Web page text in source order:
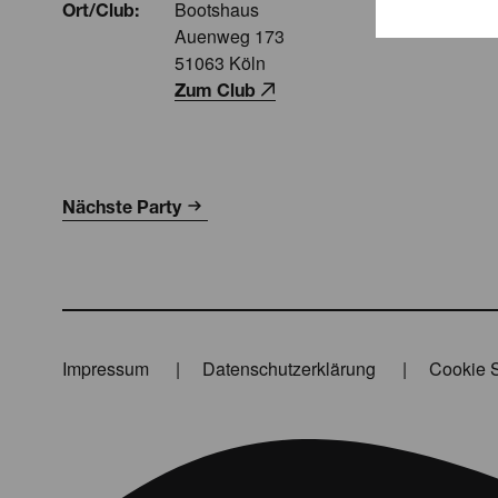
Ort/Club:
Bootshaus
Auenweg 173
51063 Köln
Zum Club
Nächste Party
Impressum Datenschutzerklärung Cookie